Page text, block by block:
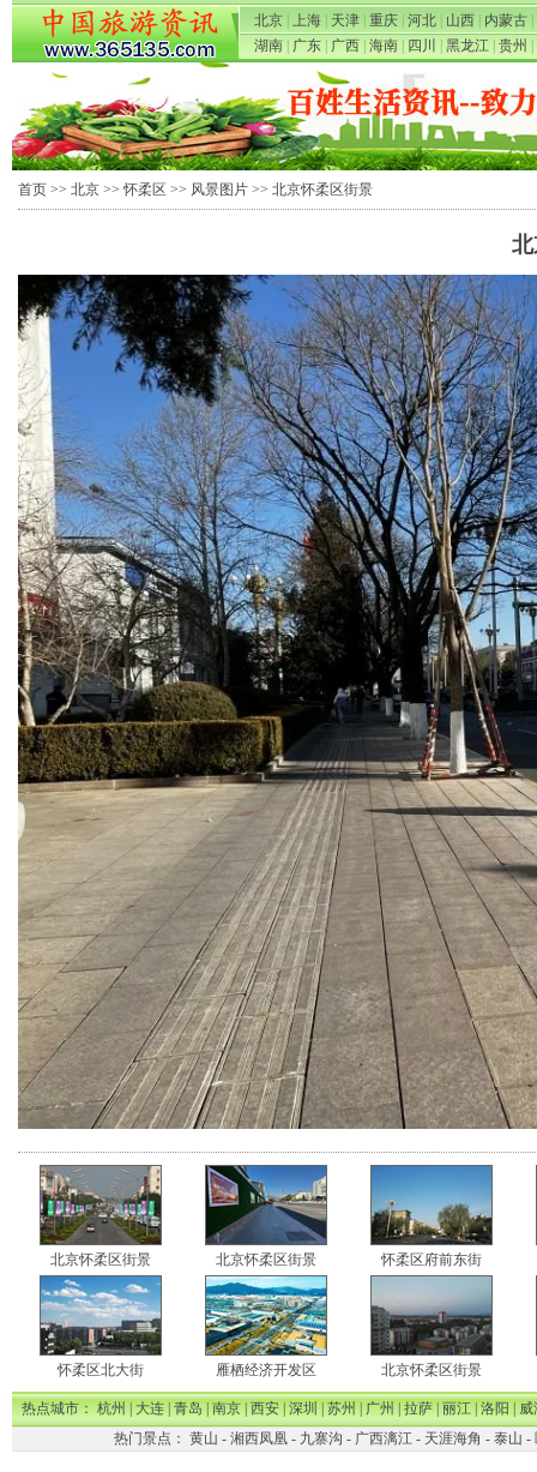
北京 上海 天津 重庆 河北 山西 内蒙古
湖南
广东 广西 海南 四川 黑龙江 贵州
首页 >> 北京 >>怀柔区 >> 风景图片 >> 北京怀柔区街景
北京怀柔区街景 北京怀柔区街景 怀柔区府前东街
怀柔区北大街 雁栖经济开发区 北京怀柔区街景
热点城市：杭州|大连|青岛|南京|西安|深圳|苏州|广州|拉萨|丽江|洛阳|威
热门景点： 黄山 - 湘西凤凰- 九寨沟 - 广西漓江- 天涯海角 - 泰山 -